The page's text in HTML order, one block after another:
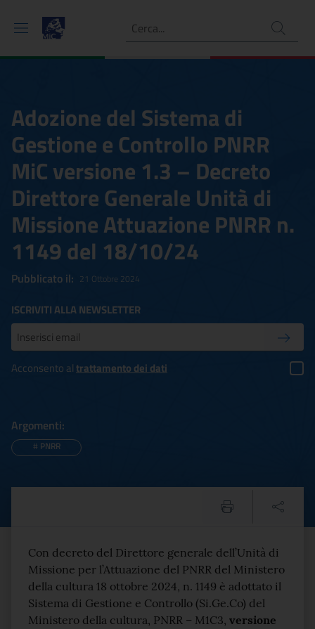
Ricerca
Adozione del Sistema di
Gestione e Controllo PNRR
MiC versione 1.3 – Decreto
Direttore Generale Unità di
Missione Attuazione PNRR n.
1149 del 18/10/24
Pubblicato il: 21 Ottobre 2024
ISCRIVITI ALLA NEWSLETTER
Inserisci la tua mail
Acconsento altrattamento dei dati
Argomenti:
# PNRR
Adozione del Sistema
Testo del comunicato
Con decreto del Direttore generale dell’Unità di
Missione per l’Attuazione del PNRR del Ministero
della cultura 18 ottobre 2024, n. 1149 è adottato il
Sistema di Gestione e Controllo (Si.Ge.Co) del
Ministero della cultura, PNRR – M1C3, versione